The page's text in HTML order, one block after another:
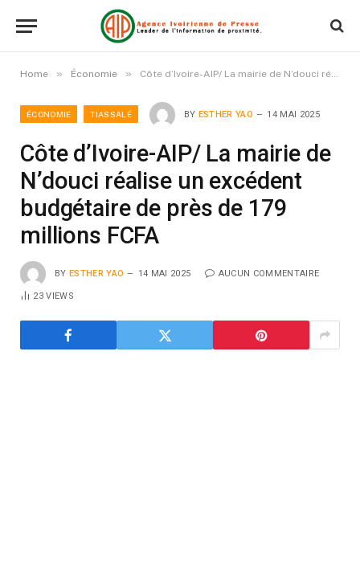
Home » Économie » Côte d’Ivoire-AIP/ La mairie de N’douci réalise un excédent budgétaire de près de 179 millions FCFA
ÉCONOMIE TIASSALÉ BY ESTHER YAO 14 MAI 2025
Côte d’Ivoire-AIP/ La mairie de
N’douci réalise un excédent
budgétaire de près de 179
millions FCFA
BY ESTHER YAO 14 MAI 2025 AUCUN COMMENTAIRE
23VIEWS